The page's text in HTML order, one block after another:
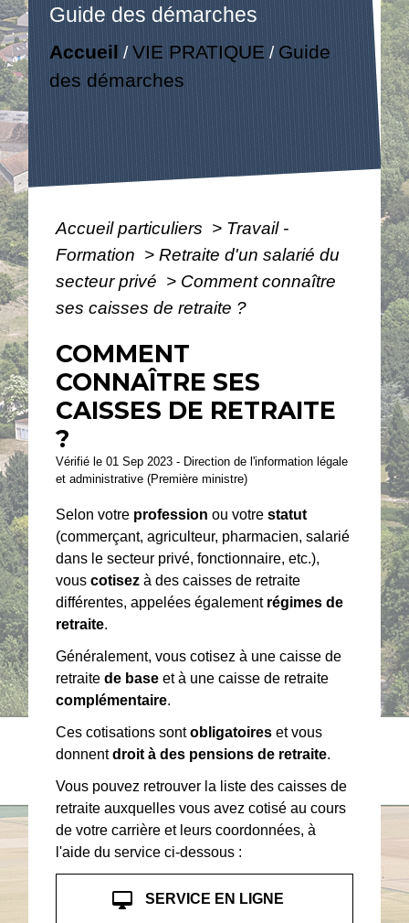
Guide des démarches
Accueil /VIE PRATIQUE / Guide
des démarches
Accueil particuliers > Travail -
Formation > Retraite d'un salarié du
secteur privé > Comment connaître
ses caisses de retraite ?
COMMENT
CONNAÎTRE SES
CAISSES DE RETRAITE
?
Vérifié le 01 Sep 2023 - Direction de l'information légale
et administrative (Première ministre)
Selon votre profession ou votrestatut
(commerçant, agriculteur, pharmacien, salarié
dans le secteur privé, fonctionnaire, etc.),
vouscotisez à des caisses de retraite
différentes, appelées également régimes de
retraite.
Généralement, vous cotisez à une caisse de
retraitede base et à une caisse de retraite
complémentaire.
Ces cotisations sontobligatoires et vous
donnentdroit à des pensions de retraite.
Vous pouvez retrouver la liste des caisses de
retraite auxquelles vous avez cotisé au cours
de votre carrière et leurs coordonnées, à
l'aide du service ci-dessous :
desktop_mac SERVICE EN LIGNE